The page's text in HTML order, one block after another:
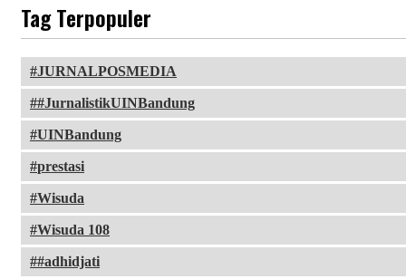
Tag Terpopuler
JURNALPOSMEDIA
#JurnalistikUINBandung
UINBandung
prestasi
Wisuda
Wisuda 108
#adhidjati